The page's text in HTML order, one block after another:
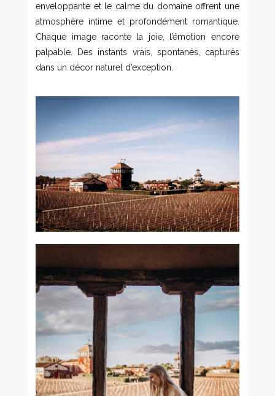
enveloppante et le calme du domaine offrent une
atmosphère intime et profondément romantique.
Chaque image raconte la joie, l’émotion encore
palpable. Des instants vrais, spontanés, capturés
dans un décor naturel d’exception.